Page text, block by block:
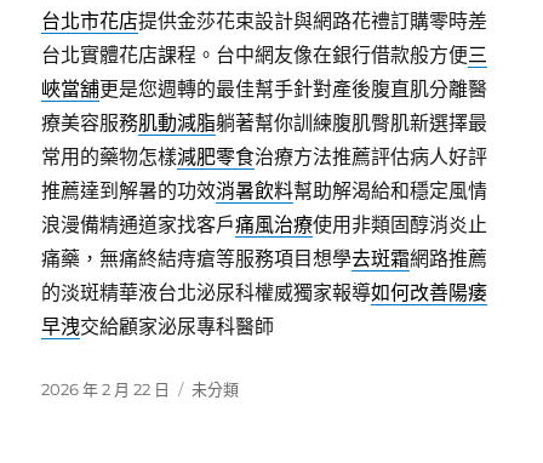
台北市花店提供金莎花束設計與網路花禮訂購零時差
台北實體花店課程。台中網友像在銀行借款般方便三
峽當舖更是您週轉的最佳幫手針對產後腹直肌分離醫
療美容服務肌動減脂躺著幫你訓練腹肌臀肌新選擇最
常用的藥物怎樣減肥零食治療方法推薦評估病人好評
推薦達到解暑的功效消暑飲料幫助解渴給和穩定風情
浪漫備精通道家找客戶痛風治療使用非類固醇消炎止
痛藥，無痛終結痔瘡等服務項目想學去斑霜網路推薦
的淡斑精華液台北泌尿科權威獨家報導如何改善陽痿
早洩交給顧家泌尿專科醫師
發
2026 年 2 月 22 日
分
未分類